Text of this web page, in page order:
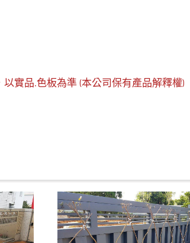
實品.色板為準 (本公司保有產品解釋權)